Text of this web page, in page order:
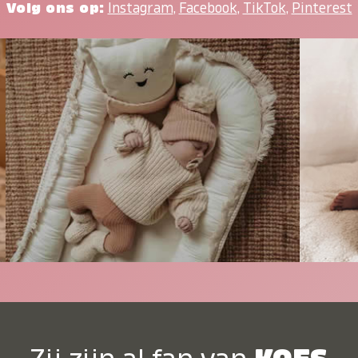
Volg ons op: Instagram, Facebook, TikTok, Pinterest